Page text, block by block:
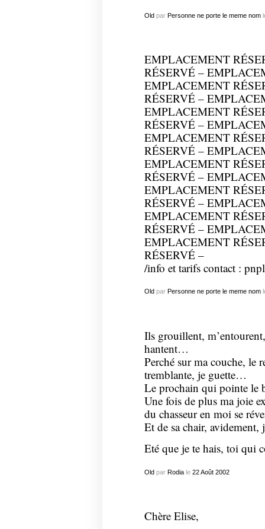
Oldpar Personne ne porte le meme nom
EMPLACEMENT
RÉSERVÉ –
EMPLACEMENT
RÉSERVÉ –
EMPLACEMENT
RÉSERVÉ –
EMPLACEMENT
RÉSERVÉ –
EMPLACEMENT
RÉSERVÉ –
EMPLACEMENT
RÉSERVÉ –
EMPLACEMENT
RÉSERVÉ –
EMPLACEMENT
RÉSERVÉ –
/info et tarifs contact :
Old par Personne ne porte le meme nom
Ils grouillent,
hantent…
Perché sur ma couche, le
tremblante, je guette…
Le prochain qui pointe le
Une fois de plus ma joie
du chasseur en moi se
Et de sa chair,
Eté que je te hais, toi qui
Oldpar Rodiale 22 Août 2002
Chère Elise,